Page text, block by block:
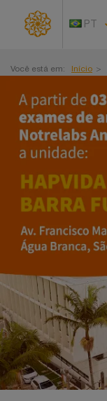
PT
Você está em: Início